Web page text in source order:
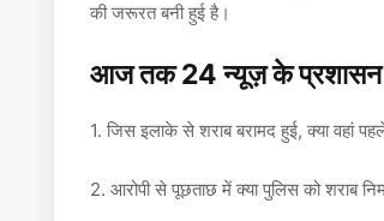
की जरूरत बनी हुई है।
आज तक 24 न्यूज़ के प्रशासन
1. जिस इलाके से शराब बरामद हुई, क्या वहां
2. आरोपी से पूछताछ में क्या पुलिस कोशराब